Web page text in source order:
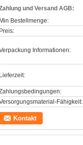
und Versand AGB:
Min Bestellmenge:
Preis:
Informationen:
Lieferzeit:
Fähigkeit:
Kontakt